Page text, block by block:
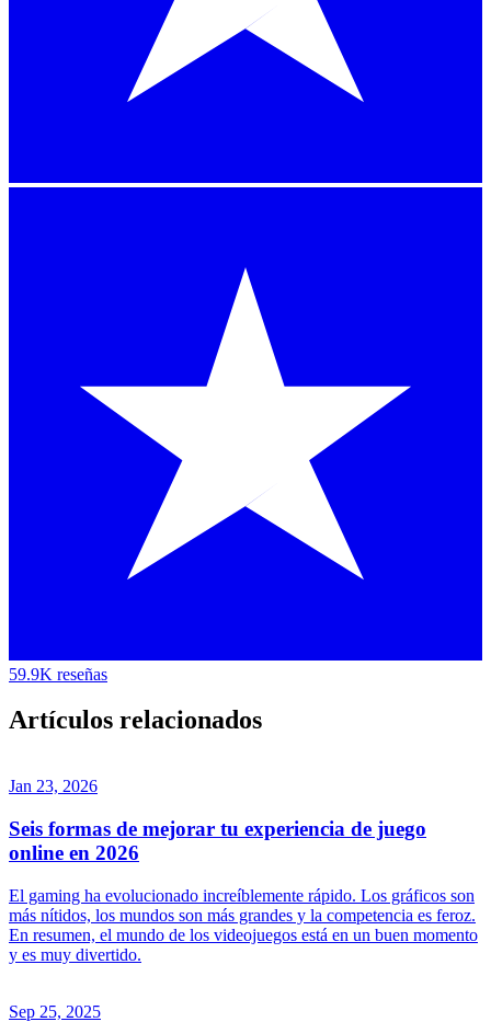
59.9K reseñas
Artículos relacionados
Jan 23, 2026
Seis formas de mejorar tu experiencia de juego
online en 2026
El gaming ha evolucionado increíblemente rápido. Los gráficos son
más nítidos, los mundos son más grandes y la competencia es feroz.
En resumen, el mundo de los videojuegos está en un buen momento
y es muy divertido.
Sep 25, 2025